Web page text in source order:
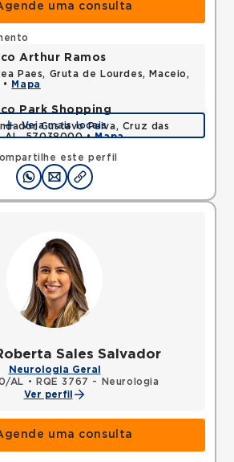
uma consulta
este perfil
Arthur Ramos
Paes, Gruta de Lourdes, Maceio,
Mapa
Park Shopping
Gustavo Paiva, Cruz das
AL, 57038000 •Mapa
Veja mais locais
Sales Salvador
Neurologia Geral
AL •
RQE 3767 - Neurologia
Ver perfil
uma consulta